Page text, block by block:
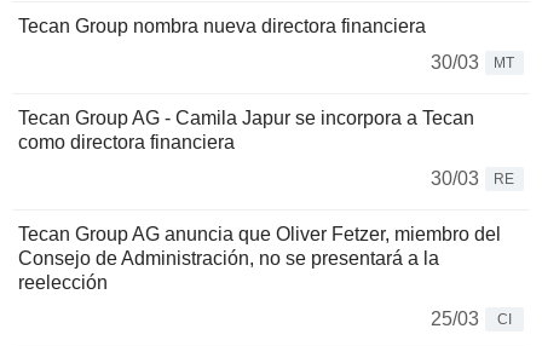
Tecan Group nombra nueva directora financiera
30/03
MT
Tecan Group AG - Camila Japur se incorpora a Tecan
como directora financiera
30/03
RE
Tecan Group AG anuncia que Oliver Fetzer, miembro del
Consejo de Administración, no se presentará a la
reelección
25/03
CI